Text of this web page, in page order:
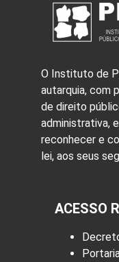
O Instituto de
autarquia, com
de direito
administrativa,
reconhecer e
lei, aos seus
ACESSO